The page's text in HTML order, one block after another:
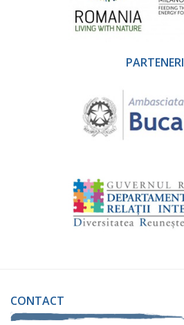
PARTENERI
CONTACT